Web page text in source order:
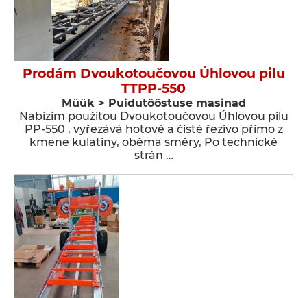
Prodám Dvoukotoučovou Úhlovou pilu
TTPP-550
Müük > Puidutööstuse masinad
Nabízím použitou Dvoukotoučovou Úhlovou pilu
PP-550 , vyřezává hotové a čisté řezivo přímo z
kmene kulatiny, oběma směry, Po technické
strán …